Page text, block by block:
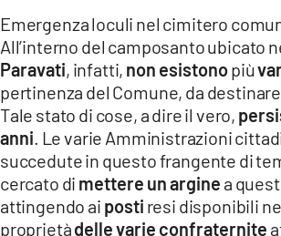
LaC
Network
LACPLAY.IT
LACTV.IT
LACONAIR.IT
LACITYMAG.IT
Emergenza loculi nel cimitero
All’interno del camposanto ubicato
Paravati, infatti, non esistonopiù
pertinenza del Comune, da
Tale stato di cose, a dire il vero,
anni . Le varie Amministrazioni
succedute in questo frangente di
cercato di mettere un argine a
attingendo ai posti resi disponibili
proprietàdelle varie confraternite